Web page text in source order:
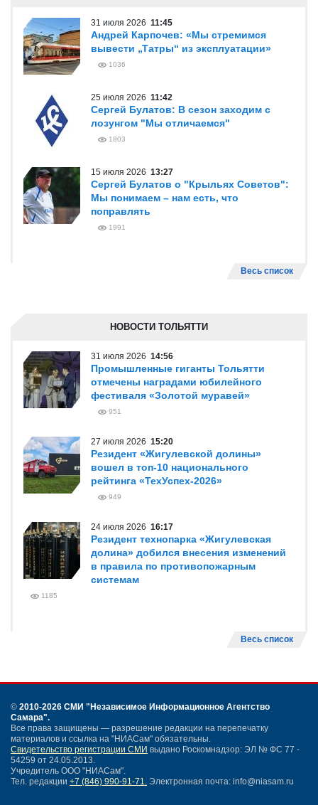
31 июля 2026 11:45
Андрей Карпочев: «Мы стремимся
вывести „Татры“ из эксплуатации»
1036
25 июля 2026 11:42
Сергей Булатов: В сезон заходим с
лозунгом "Мы отличаемся"
1803
15 июля 2026 13:27
Сергей Булатов о "Крыльях Советов":
Мы понимаем – нам есть, что
поправлять
1991
Весь список
НОВОСТИ ТОЛЬЯТТИ
31 июля 2026 14:56
Промышленные гиганты Тольятти
отмечены наградами юбилейного
фестиваля «Золотой муравей»
951
27 июля 2026 15:20
Резидент «Жигулевской долины»
вошел в топ-10 национального
рейтинга «ТехУспех-2026»
949
24 июля 2026 16:17
Резидент технопарка «Жигулевская
долина» добился внесения изменений
в правила по противопожарным
системам
1185
Весь список
© 2010-2026 СМИ "Независимое Информационное Агентство
Самара".
Все права защищены — разрешение редакции на перепечатку
материалов и ссылка на "НИАСам" обязательны.
Свидетельство регистрации СМИ выдано Роскомнадзор: ЭЛ № ФС 77 -
54259 от 24.05.2013.
Учредитель ООО "НИАСам".
Тел. редакции +7 (846) 990-91-71. Электронная почта: info@niasam.ru